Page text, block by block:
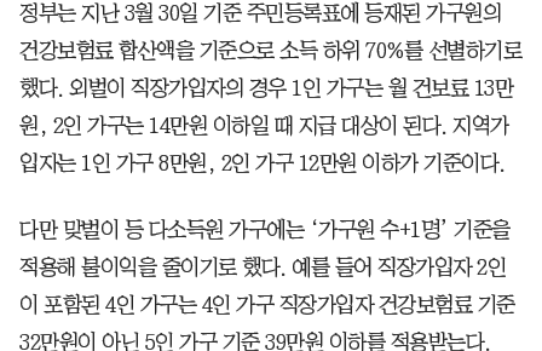
정부는 지난 3월 30일 기준 주민등록표에 등재된 가구원의
건강보험료 합산액을 기준으로 소득 하위 70%를 선별하기로
했다. 외벌이 직장가입자의 경우 1인 가구는 월 건보료 13만
원, 2인 가구는 14만원 이하일 때 지급 대상이 된다. 지역가
입자는 1인 가구 8만원, 2인 가구 12만원 이하가 기준이다.
다만 맞벌이 등 다소득원 가구에는 ‘가구원 수+1명’ 기준을
적용해 불이익을 줄이기로 했다. 예를 들어 직장가입자 2인
이 포함된 4인 가구는 4인 가구 직장가입자 건강보험료 기준
32만원이 아닌 5인 가구 기준 39만원 이하를 적용받는다.